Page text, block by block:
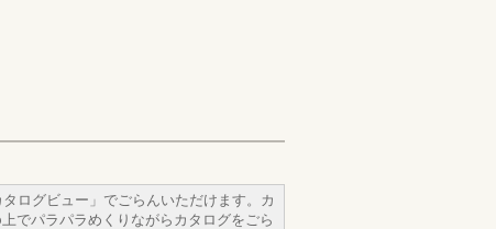
ログビュー」でごらんいただけます。カ
でパラパラめくりながらカタログをごら